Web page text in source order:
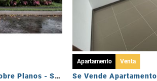
Se Venden Casas Campestres Sobre Planos - Sector Circasia
Apartamento Venta
Se Vende